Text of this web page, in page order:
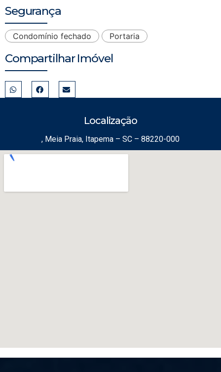
Segurança
Condomínio fechado Portaria
Compartilhar Imóvel
Localização
, Meia Praia, Itapema – SC – 88220-000